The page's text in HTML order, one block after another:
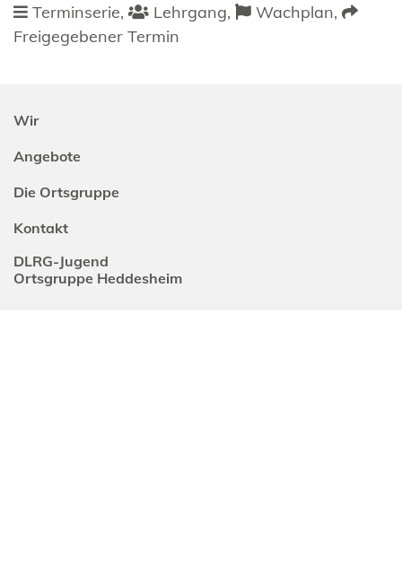
Terminserie,
Lehrgang,
Wachplan,
Freigegebener Termin
Wir
Angebote
Die Ortsgruppe
Kontakt
DLRG-Jugend
Ortsgruppe Heddesheim